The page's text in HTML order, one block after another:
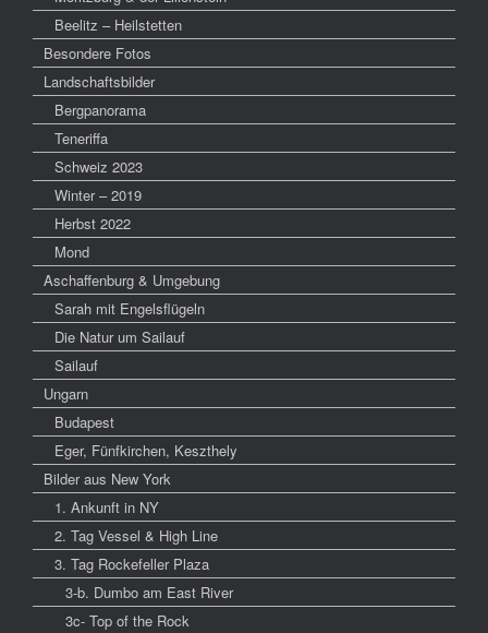
Beelitz – Heilstetten
Besondere Fotos
Landschaftsbilder
Bergpanorama
Teneriffa
Schweiz 2023
Winter – 2019
Herbst 2022
Mond
Aschaffenburg & Umgebung
Sarah mit Engelsflügeln
Die Natur um Sailauf
Sailauf
Ungarn
Budapest
Eger, Fünfkirchen, Keszthely
Bilder aus New York
1. Ankunft in NY
2. Tag Vessel & High Line
3. Tag Rockefeller Plaza
3-b. Dumbo am East River
3c- Top of the Rock